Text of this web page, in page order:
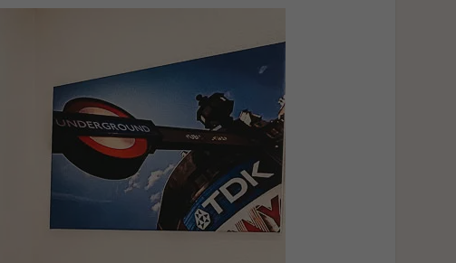
der Zugriff auf diese Inhalte keiner manuellen Einwilligung mehr.
Datenschutzerklärung